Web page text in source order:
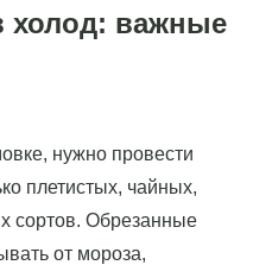
холод: важные
нужно провести
плетистых, чайных,
сортов. Обрезанные
от мороза,